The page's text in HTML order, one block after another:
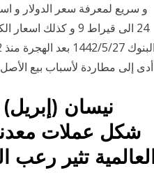
و سريع لمعرفة سعر الدولار و
24 الى قيراط 9 و
أدى إلى مطاردة لأسباب بيع
شكل عملات
العالمية تثير